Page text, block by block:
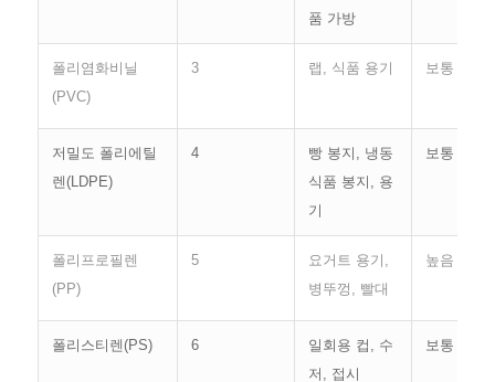
품 가방
폴리염화비닐
(PVC)
3 랩, 식품 용기 보통
저밀도 폴리에틸
렌(LDPE)
4
빵 봉지, 냉동
식품 봉지, 용
기
보통
폴리프로필렌
(PP)
5
요거트 용기,
병뚜껑, 빨대
높음
폴리스티렌(PS) 6
일회용 컵, 수
저, 접시
보통